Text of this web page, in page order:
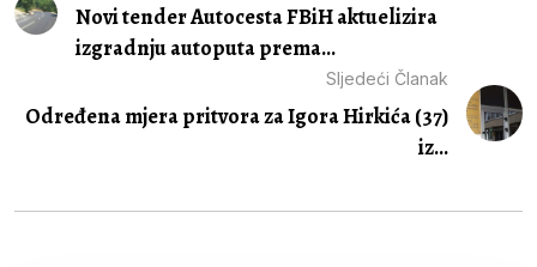
Novi tender Autocesta FBiH aktuelizira
izgradnju autoputa prema...
Sljedeći Članak
Određena mjera pritvora za Igora Hirkića (37)
iz...